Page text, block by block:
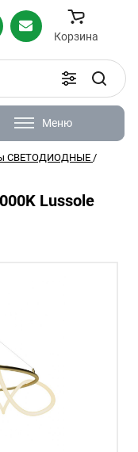
Корзина
Меню
СВЕТОДИОДНЫЕ /
Lussole